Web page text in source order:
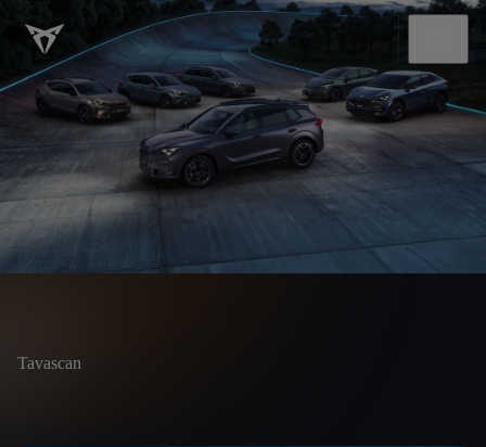
Tavascan